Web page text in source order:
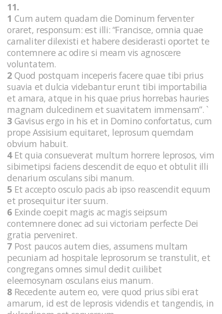
11.
1 Cum autem quadam die Dominum ferventer
oraret, responsum: est illi: “Francisce, omnia quae
carnaliter dilexisti et habere desiderasti oportet te
contemnere ac odire si meam vis agnoscere
voluntatem.
2 Quod postquam inceperis facere quae tibi prius
suavia et dulcia videbantur erunt tibi importabilia
et amara, atque in his quae prius horrebas hauries
magnam dulcedinem et suavitatem immensam”. `
3 Gavisus ergo in his et in Domino confortatus, cum
prope Assisium equitaret, leprosum quemdam
obvium habuit.
4Et quia consueverat multum horrere leprosos, vim
sibimetipsi faciens descendit de equo et obtulit illi
denarium osculans sibi manum.
5 Et accepto osculo pacis ab ipso reascendit equum
et prosequitur iter suum.
6 Exinde coepit magis ac magis seipsum
contemnere donec ad sui victoriam perfecte Dei
gratia perveniret.
7 Post paucos autem dies, assumens multam
pecuniam ad hospitale leprosorum se transtulit, et
congregans omnes simul dedit cuilibet
eleemosynam osculans eius manum.
8 Recedente autem eo, vere quod prius sibi erat
amarum, id est de leprosis videndis et tangendis, in